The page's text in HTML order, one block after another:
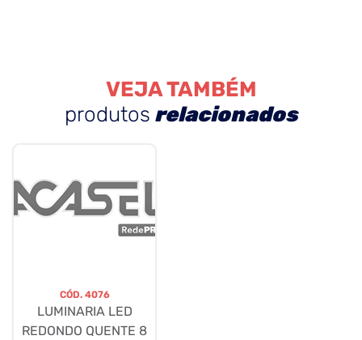
VEJA TAMBÉM
produtos relacionados
CÓD. 4076
LUMINARIA LED
REDONDO QUENTE 8